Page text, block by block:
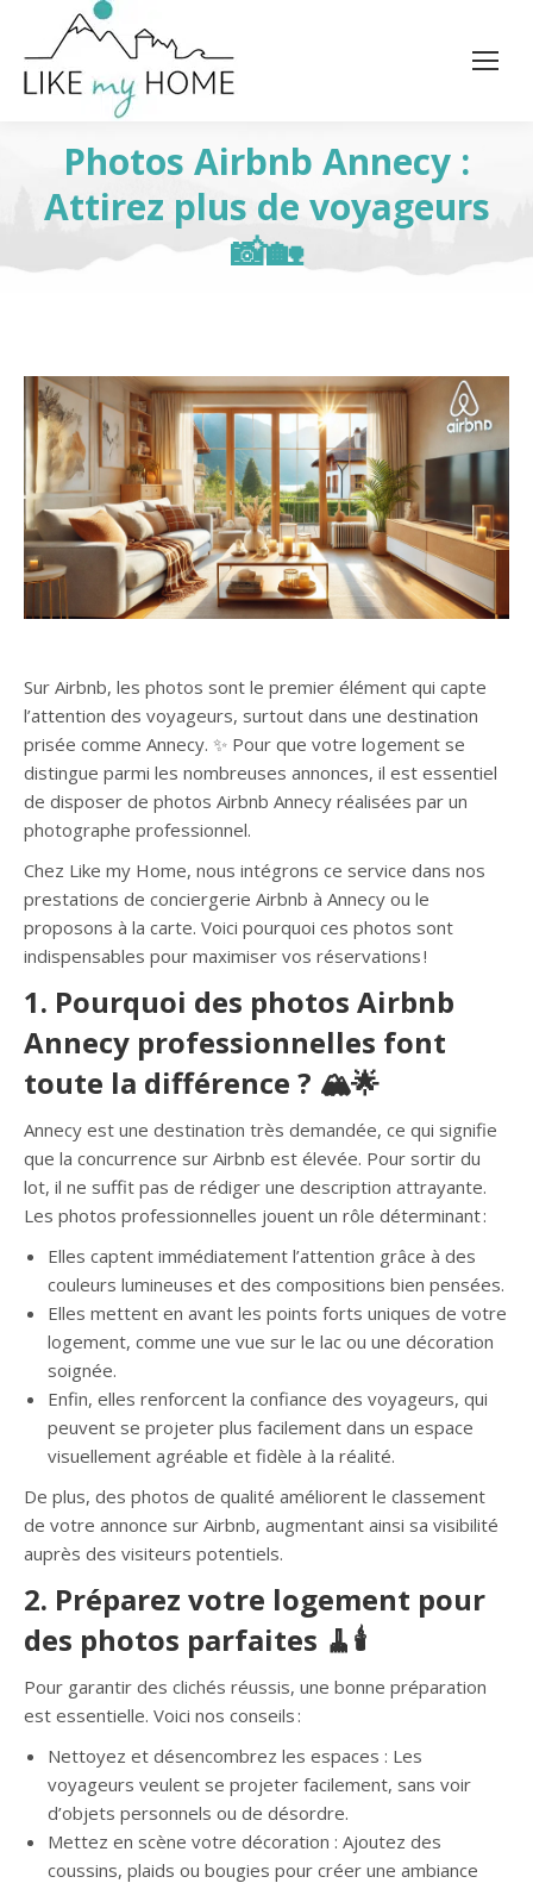
Photos Airbnb Annecy :
Attirez plus de voyageurs
📸🏡
Sur Airbnb, les photos sont le premier élément qui capte
l’attention des voyageurs, surtout dans une destination
prisée comme Annecy. ✨ Pour que votre logement se
distingue parmi les nombreuses annonces, il est essentiel
de disposer de photos Airbnb Annecy réalisées par un
photographe professionnel.
Chez Like my Home, nous intégrons ce service dans nos
prestations de conciergerie Airbnb à Annecy ou le
proposons à la carte. Voici pourquoi ces photos sont
indispensables pour maximiser vos réservations !
1. Pourquoi des photos Airbnb
Annecy professionnelles font
toute la différence ? 🏔️🌟
Annecy est une destination très demandée, ce qui signifie
que la concurrence sur Airbnb est élevée. Pour sortir du
lot, il ne suffit pas de rédiger une description attrayante.
Les photos professionnelles jouent un rôle déterminant :
Elles captent immédiatement l’attention grâce à des
couleurs lumineuses et des compositions bien pensées.
Elles mettent en avant les points forts uniques de votre
logement, comme une vue sur le lac ou une décoration
soignée.
Enfin, elles renforcent la confiance des voyageurs, qui
peuvent se projeter plus facilement dans un espace
visuellement agréable et fidèle à la réalité.
De plus, des photos de qualité améliorent le classement
de votre annonce sur Airbnb, augmentant ainsi sa visibilité
auprès des visiteurs potentiels.
2. Préparez votre logement pour
des photos parfaites 🧹🕯️
Pour garantir des clichés réussis, une bonne préparation
est essentielle. Voici nos conseils :
Nettoyez et désencombrez les espaces : Les
voyageurs veulent se projeter facilement, sans voir
d’objets personnels ou de désordre.
Mettez en scène votre décoration : Ajoutez des
coussins, plaids ou bougies pour créer une ambiance